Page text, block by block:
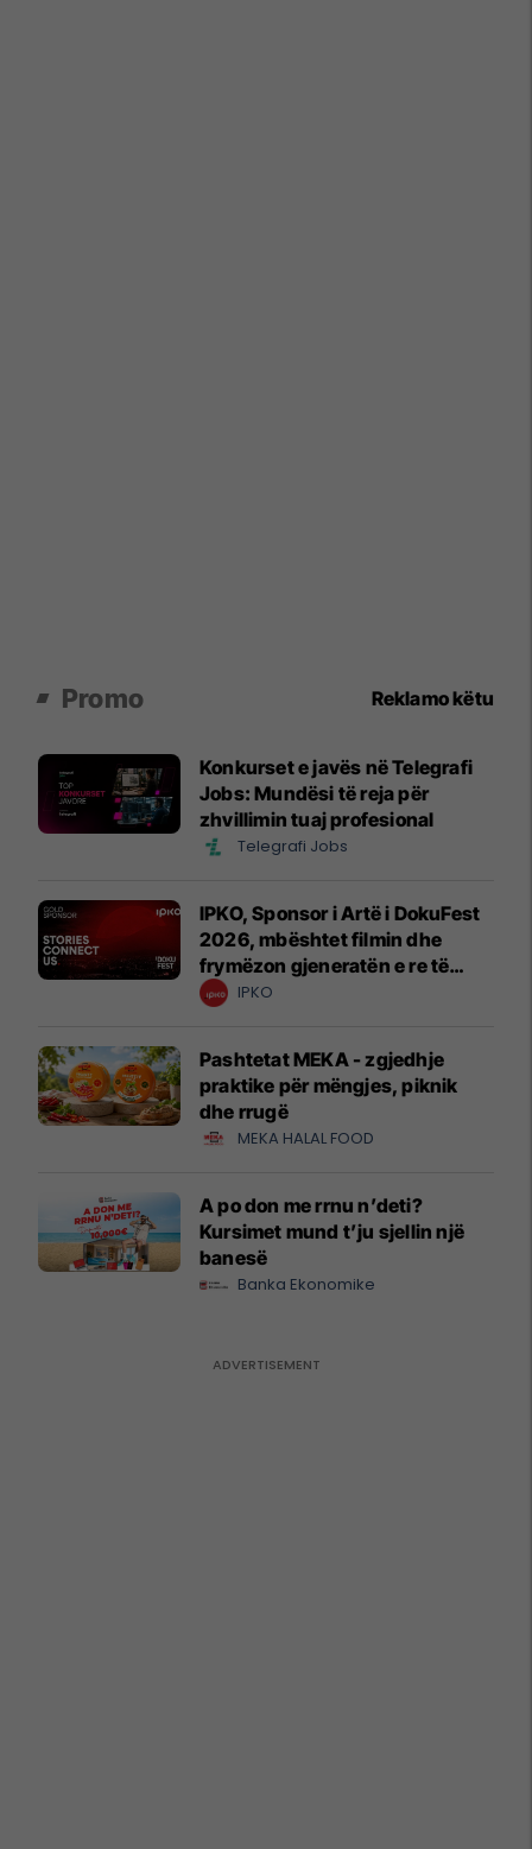
Promo Reklamo këtu
Konkurset e javës në Telegrafi
Jobs: Mundësi të reja për
zhvillimin tuaj profesional
Telegrafi Jobs
IPKO, Sponsor i Artë i DokuFest
2026, mbështet filmin dhe
frymëzon gjeneratën e re të
krijuesve
IPKO
Pashtetat MEKA - zgjedhje
praktike për mëngjes, piknik
dhe rrugë
MEKA HALAL FOOD
A po don me rrnu n’deti?
Kursimet mund t’ju sjellin një
banesë
Banka Ekonomike